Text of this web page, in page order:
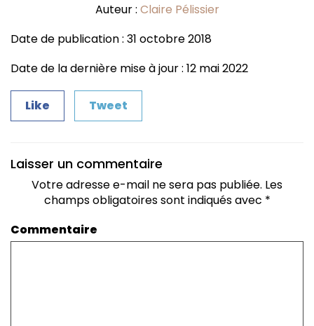
Auteur : Claire Pélissier
Date de publication : 31 octobre 2018
Date de la dernière mise à jour : 12 mai 2022
Like Tweet
Laisser un commentaire
Votre adresse e-mail ne sera pas publiée. Les
champs obligatoires sont indiqués avec *
Commentaire